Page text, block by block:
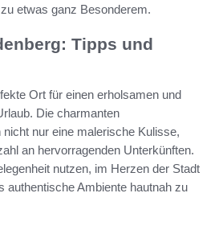
etwas ganz Besonderem.
Tipps und
Ort für einen erholsamen und
Die charmanten
nur eine malerische Kulisse,
an hervorragenden Unterkünften.
nutzen, im Herzen der Stadt
authentische Ambiente hautnah zu